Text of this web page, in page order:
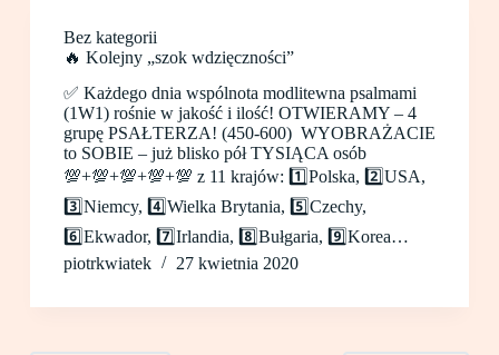
Bez kategorii
🔥 Kolejny „szok wdzięczności”
✅ Każdego dnia wspólnota modlitewna psalmami
(1W1) rośnie w jakość i ilość! OTWIERAMY – 4
grupę PSAŁTERZA! (450-600) WYOBRAŻACIE
to SOBIE – już blisko pół TYSIĄCA osób
💯+💯+💯+💯+💯 z 11 krajów: 1️⃣Polska, 2️⃣USA,
3️⃣Niemcy, 4️⃣Wielka Brytania, 5️⃣Czechy,
6️⃣Ekwador, 7️⃣Irlandia, 8️⃣Bułgaria, 9️⃣Korea…
piotrkwiatek
27 kwietnia 2020